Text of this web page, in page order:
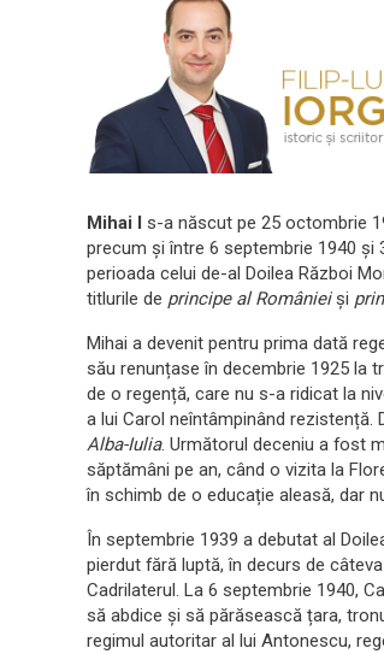
Mihai I s-a născut pe 25 octombrie
precum și între 6 septembrie 1940 și
perioada celui de-al Doilea Război
titlurile de principe al Românieiși
Mihai a devenit pentru prima dată
său renunțase în decembrie 1925 la
de o regență, care nu s-a ridicat la
a lui Carol neîntâmpinând
Alba-Iulia. Următorul deceniu a fost
săptămâni pe an, când o vizita la
în schimb de o educație aleasă, dar
În septembrie 1939 a debutat al
pierdut fără luptă, în decurs de
Cadrilaterul. La 6 septembrie 1940,
să abdice și să părăsească țara,
regimul autoritar al lui Antonescu,